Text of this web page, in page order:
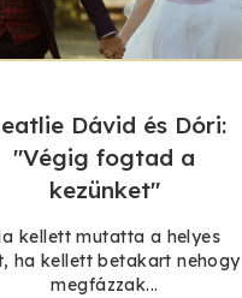
Dávid és Dóri:
"Végig fogtad a
kezünket"
kellett mutatta a helyes
ha kellett betakart nehogy
megfázzak...